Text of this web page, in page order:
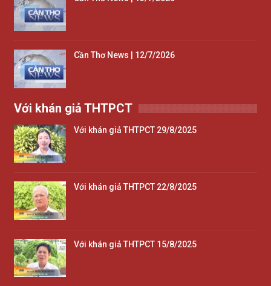
Cần Thơ News | 12/7/2026
Với khán giả THTPCT
Với khán giả THTPCT 29/8/2025
Với khán giả THTPCT 22/8/2025
Với khán giả THTPCT 15/8/2025